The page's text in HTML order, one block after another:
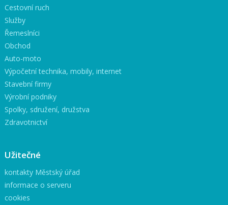
Cestovní ruch
Služby
Řemeslníci
Obchod
Auto-moto
Výpočetní technika, mobily, internet
Stavební firmy
Výrobní podniky
Spolky, sdružení, družstva
Zdravotnictví
Užitečné
kontakty Městský úřad
informace o serveru
cookies